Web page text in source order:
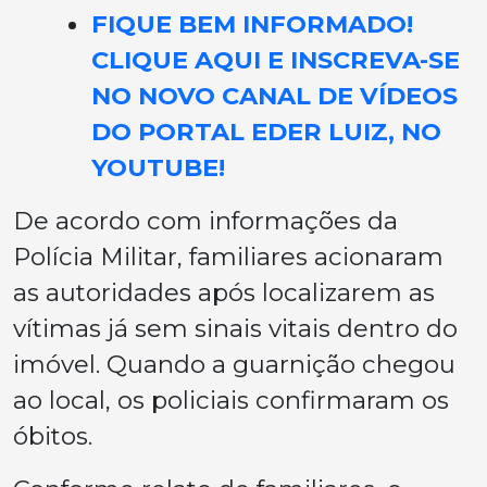
FIQUE BEM INFORMADO!
CLIQUE AQUI E INSCREVA-SE
NO NOVO CANAL DE VÍDEOS
DO PORTAL EDER LUIZ, NO
YOUTUBE!
De acordo com informações da
Polícia Militar, familiares acionaram
as autoridades após localizarem as
vítimas já sem sinais vitais dentro do
imóvel. Quando a guarnição chegou
ao local, os policiais confirmaram os
óbitos.